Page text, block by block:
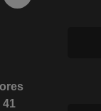
ventana nueva)
en ventana nueva)
(abre en
41